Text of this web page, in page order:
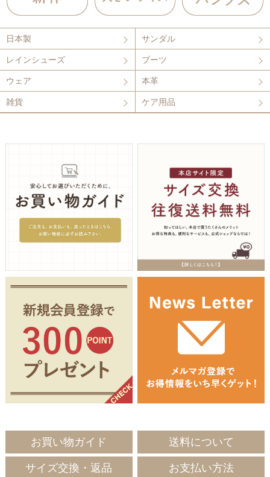
日本製 サンダル
レインシューズ ブーツ
ウェア 本革
雑貨 ケア用品
お買い物ガイド 送料について
サイズ交換・返品 お支払い方法